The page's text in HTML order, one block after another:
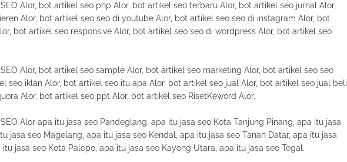
Alor, bot artikel seo php Alor, bot artikel seo terbaru Alor, bot artikel seo jurnal Alor,
Alor, bot artikel seo seo di youtube Alor, bot artikel seo seo di instagram Alor, bot
bot artikel seo responsive Alor, bot artikel seo seo di wordpress Alor, bot artikel seo
Alor, bot artikel seo sample Alor, bot artikel seo marketing Alor, bot artikel seo seo
seo iklan Alor, bot artikel seo itu apa Alor, bot artikel seo jual Alor, bot artikel seo jual beli
Alor, bot artikel seo ppt Alor, bot artikel seo RisetKeword Alor.
Alor apa itu jasa seo Pandeglang, apa itu jasa seo Kota Tanjung Pinang, apa itu jasa
jasa seo Magelang, apa itu jasa seo Kendal, apa itu jasa seo Tanah Datar, apa itu jasa
jasa seo Kota Palopo, apa itu jasa seo Kayong Utara, apa itu jasa seo Tegal.